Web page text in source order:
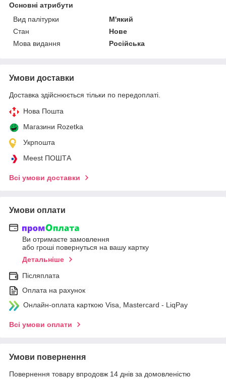
Основні атрибути
Вид палітурки
М'який
Стан
Нове
Мова видання
Російська
Умови доставки
Доставка здійснюється тільки по передоплаті.
Нова Пошта
Магазини Rozetka
Укрпошта
Meest ПОШТА
Всі умови доставки
Умови оплати
Ви отримаєте замовлення
або гроші повернуться на вашу картку
Детальніше
Післяплата
Оплата на рахунок
Онлайн-оплата карткою Visa, Mastercard - LiqPay
Всі умови оплати
Умови повернення
Повернення товару впродовж 14 днів за домовленістю